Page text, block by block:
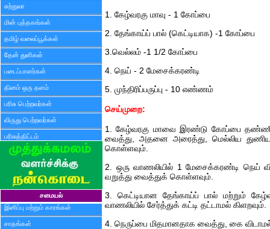
சுற்றுலா
மின் புத்தகங்கள்
தமிழ் வலைப்பூக்கள்
தேன் துளிகள்
படைப்பாளர்கள்
தினம் ஒரு தளம்
பரிசு பெற்றவர்கள்
விருது பெற்றவர்கள்
பரிசுத்திட்டம்
சமையல்
இனிப்பு மற்றும் காரங்கள்
சாதங்கள்
1. கேழ்வரகு மாவு - 1 கோப்பை
2. தேங்காய்ப் பால் (கெட்டியாக) -1 கோப்பை
3.வெல்லம் -1 1/2 கோப்பை
4. நெய் - 2 மேசைக்கரண்டி
5. முந்திரிப்பருப்பு - 10 எண்ணம்
செய்முறை:
1. கேழ்வரகு மாவை இரண்டு கோப்பை
வைத்து, அதனை அரைத்து, மெல்லிய
கொள்ளவும்.
2. ஒரு வாணலியில் 1 மேசைக்கரண்டி நெய்
வறுத்து வைத்துக் கொள்ளவும்.
3. கெட்டியான தேங்காய்ப் பால் மற்றும்
வாணலியில் சேர்த்துக் கட்டி தட்டாமல் கிளறவும்.
4. நெருப்பை மிதமானதாக வைத்து, கை